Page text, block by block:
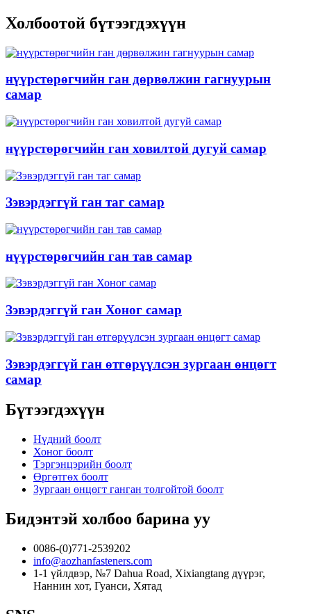
Холбоотой бүтээгдэхүүн
нүүрстөрөгчийн ган дөрвөлжин гагнуурын
самар
нүүрстөрөгчийн ган ховилтой дугуй самар
Зэвэрдэггүй ган таг самар
нүүрстөрөгчийн ган тав самар
Зэвэрдэггүй ган Хоног самар
Зэвэрдэггүй ган өтгөрүүлсэн зургаан өнцөгт
самар
Бүтээгдэхүүн
Нүдний боолт
Хоног боолт
Тэргэнцэрийн боолт
Өргөтгөх боолт
Зургаан өнцөгт ганган толгойтой боолт
Бидэнтэй холбоо барина уу
0086-(0)771-2539202
info@aozhanfasteners.com
1-1 үйлдвэр, №7 Dahua Road, Xixiangtang дүүрэг,
Наннин хот, Гуанси, Хятад